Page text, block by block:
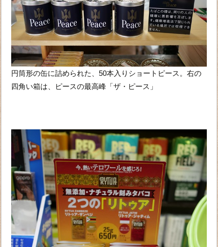
円筒形の缶に詰められた、50本入りショートピース。右の
四角い箱は、ピースの最高峰「ザ・ピース」